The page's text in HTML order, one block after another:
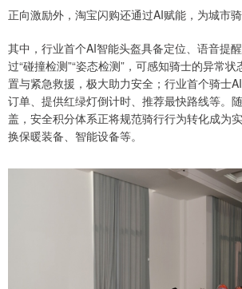
正向激励外，淘宝闪购还通过AI赋能，为城市骑
其中，行业首个AI智能头盔具备定位、语音提
过“碰撞检测”“姿态检测”，可感知骑士的异常
置与紧急救援，极大助力安全；行业首个骑士
订单、提供红绿灯倒计时、推荐最快路线等。
盖，安全积分体系正将规范骑行行为转化成为
换保暖装备、智能设备等。